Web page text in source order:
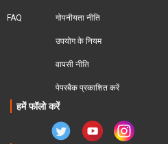
FAQ गोपनीयता नीति
उपयोग के नियम
वापसी नीति
पेपरबैक प्रकाशित करें
हमें फॉलो करें